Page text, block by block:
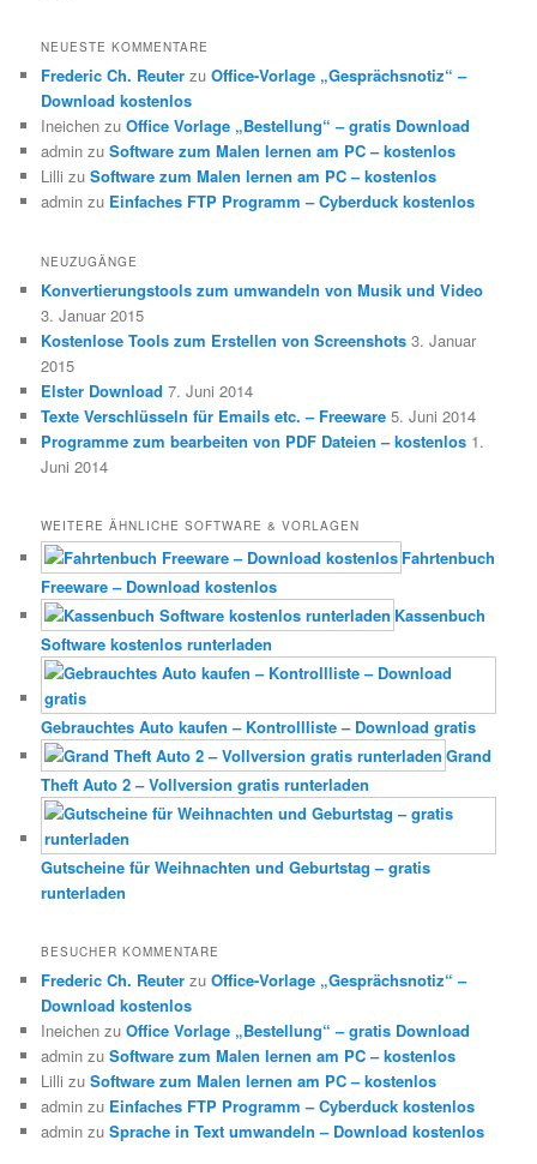
NEUESTE KOMMENTARE
Frederic Ch. Reuter zuOffice-Vorlage „Gesprächsnotiz“ –
Download kostenlos
Ineichen zuOffice Vorlage „Bestellung“ – gratis Download
admin zuSoftware zum Malen lernen am PC – kostenlos
Lilli zuSoftware zum Malen lernen am PC – kostenlos
admin zu Einfaches FTP Programm – Cyberduck kostenlos
NEUZUGÄNGE
Konvertierungstools zum umwandeln von Musik und Video
3. Januar 2015
Kostenlose Tools zum Erstellen von Screenshots 3. Januar
2015
Elster Download 7. Juni 2014
Texte Verschlüsseln für Emails etc. – Freeware 5. Juni 2014
Programme zum bearbeiten von PDF Dateien – kostenlos 1.
Juni 2014
WEITERE ÄHNLICHE SOFTWARE & VORLAGEN
Fahrtenbuch
Freeware – Download kostenlos
Kassenbuch
Software kostenlos runterladen
Gebrauchtes Auto kaufen – Kontrollliste – Download gratis
Grand
Theft Auto 2 – Vollversion gratis runterladen
Gutscheine für Weihnachten und Geburtstag – gratis
runterladen
BESUCHER KOMMENTARE
Frederic Ch. Reuter zuOffice-Vorlage „Gesprächsnotiz“ –
Download kostenlos
Ineichen zuOffice Vorlage „Bestellung“ – gratis Download
admin zuSoftware zum Malen lernen am PC – kostenlos
Lilli zuSoftware zum Malen lernen am PC – kostenlos
admin zu Einfaches FTP Programm – Cyberduck kostenlos
admin zuSprache in Text umwandeln – Download kostenlos